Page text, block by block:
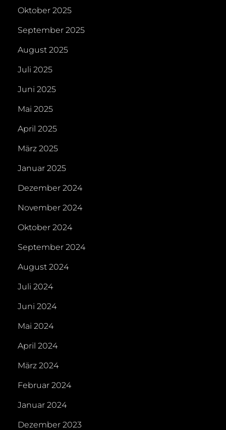
Oktober 2025
September 2025
August 2025
Juli 2025
Juni 2025
Mai 2025
April 2025
März 2025
Januar 2025
Dezember 2024
November 2024
Oktober 2024
September 2024
August 2024
Juli 2024
Juni 2024
Mai 2024
April 2024
März 2024
Februar 2024
Januar 2024
Dezember 2023